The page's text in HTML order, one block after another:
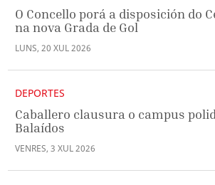
O Concello porá a disposición do
na nova Grada de Gol
LUNS, 20 XUL2026
DEPORTES
Caballero clausura o campus
Balaídos
VENRES, 3 XUL2026